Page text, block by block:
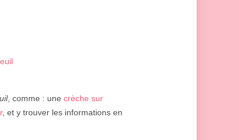
, comme : une crèche sur
, et y trouver les informations en